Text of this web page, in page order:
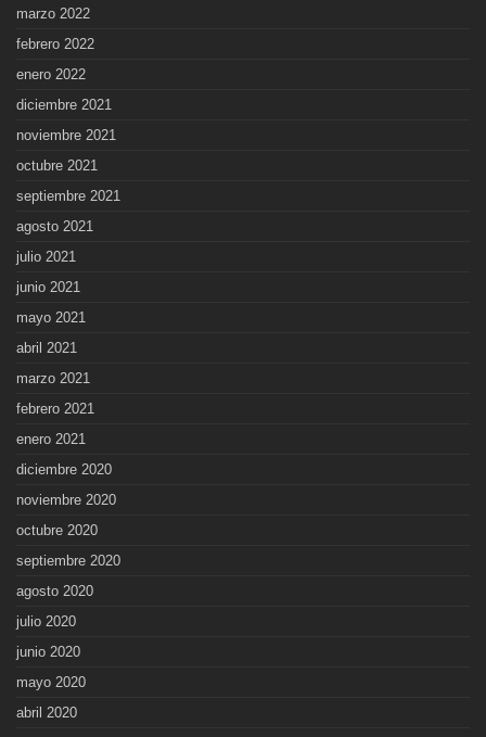
marzo 2022
febrero 2022
enero 2022
diciembre 2021
noviembre 2021
octubre 2021
septiembre 2021
agosto 2021
julio 2021
junio 2021
mayo 2021
abril 2021
marzo 2021
febrero 2021
enero 2021
diciembre 2020
noviembre 2020
octubre 2020
septiembre 2020
agosto 2020
julio 2020
junio 2020
mayo 2020
abril 2020